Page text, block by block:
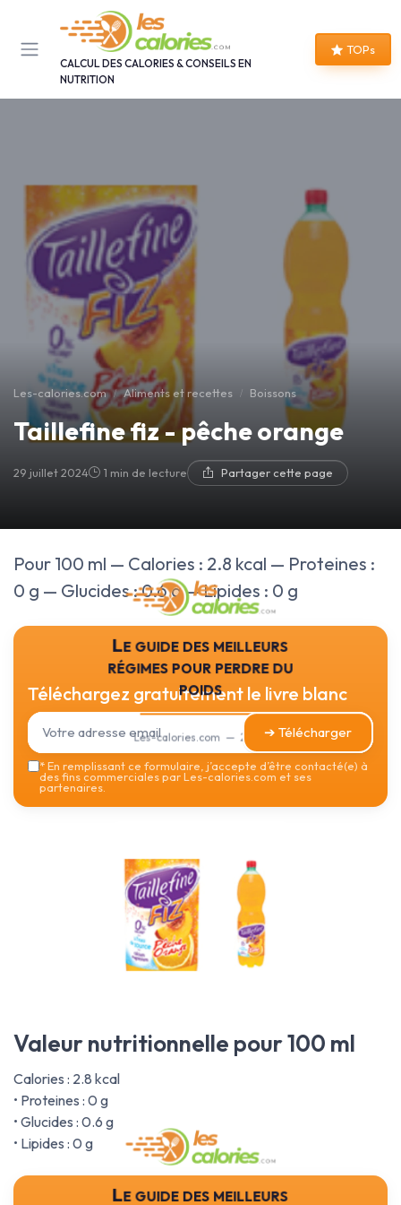
CALCUL DES CALORIES & CONSEILS EN
NUTRITION
TOPs
Les-calories.com Aliments et recettes Boissons
Taillefine fiz - pêche orange
29 juillet 2024 1 min de lecture Partager cette page
Pour 100 ml — Calories : 2.8 kcal — Proteines :
0 g — Glucides : 0.6 g — Lipides : 0 g
Le guide des meilleurs
régimes pour perdre du
poids
Les-calories.com — 2026
Téléchargez gratuitement le livre blanc
➔ Télécharger
*En remplissant ce formulaire, j’accepte d’être contacté(e) à
des fins commerciales par Les-calories.com et ses
partenaires.
Valeur nutritionnelle pour 100 ml
Calories : 2.8 kcal
• Proteines : 0 g
• Glucides : 0.6 g
• Lipides : 0 g
Le guide des meilleurs
Panneau de gestion des cookies